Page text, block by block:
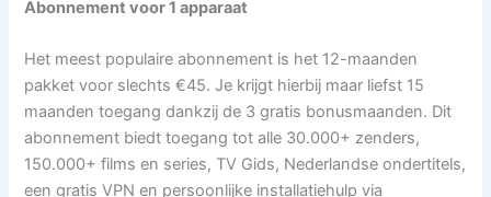
Abonnement voor 1 apparaat
Het meest populaire abonnement is het 12-maanden
pakket voor slechts €45. Je krijgt hierbij maar liefst 15
maanden toegang dankzij de 3 gratis bonusmaanden. Dit
abonnement biedt toegang tot alle 30.000+ zenders,
150.000+ films en series, TV Gids, Nederlandse ondertitels,
een gratis VPN en persoonlijke installatiehulp via